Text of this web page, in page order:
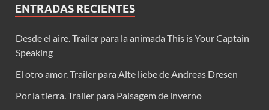
ENTRADAS RECIENTES
Desde el aire. Trailer para la animada This is Your Captain
Speaking
El otro amor. Trailer para Alte liebe de Andreas Dresen
Por la tierra. Trailer para Paisagem de inverno